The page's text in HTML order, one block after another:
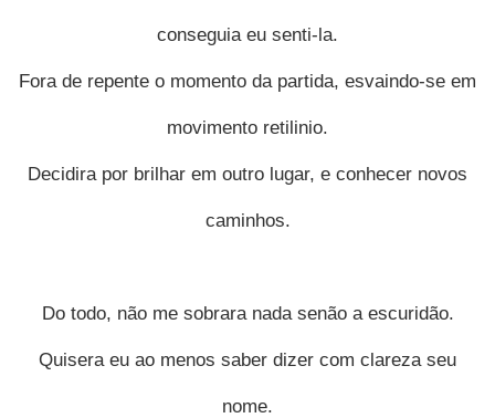
conseguia eu senti-la.
Fora de repente o momento da partida, esvaindo-se em
movimento retilinio.
Decidira por brilhar em outro lugar, e conhecer novos
caminhos.
Do todo, não me sobrara nada senão a escuridão.
Quisera eu ao menos saber dizer com clareza seu
nome.